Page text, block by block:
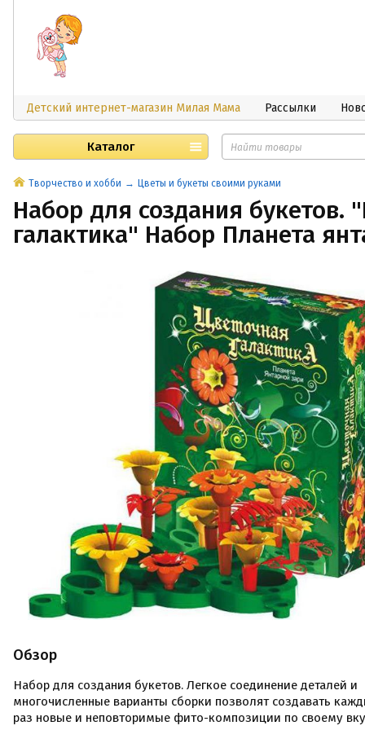
Детский интернет-магазин Милая Мама Рассылки
Каталог
Творчество и хобби Цветы и букеты своими руками
Набор для создания букетов.
галактика" Набор Планета
Обзор
Набор для создания букетов. Легкое соединение деталей и
многочисленные варианты сборки позволят создавать
раз новые и неповторимые фито-композиции по своему